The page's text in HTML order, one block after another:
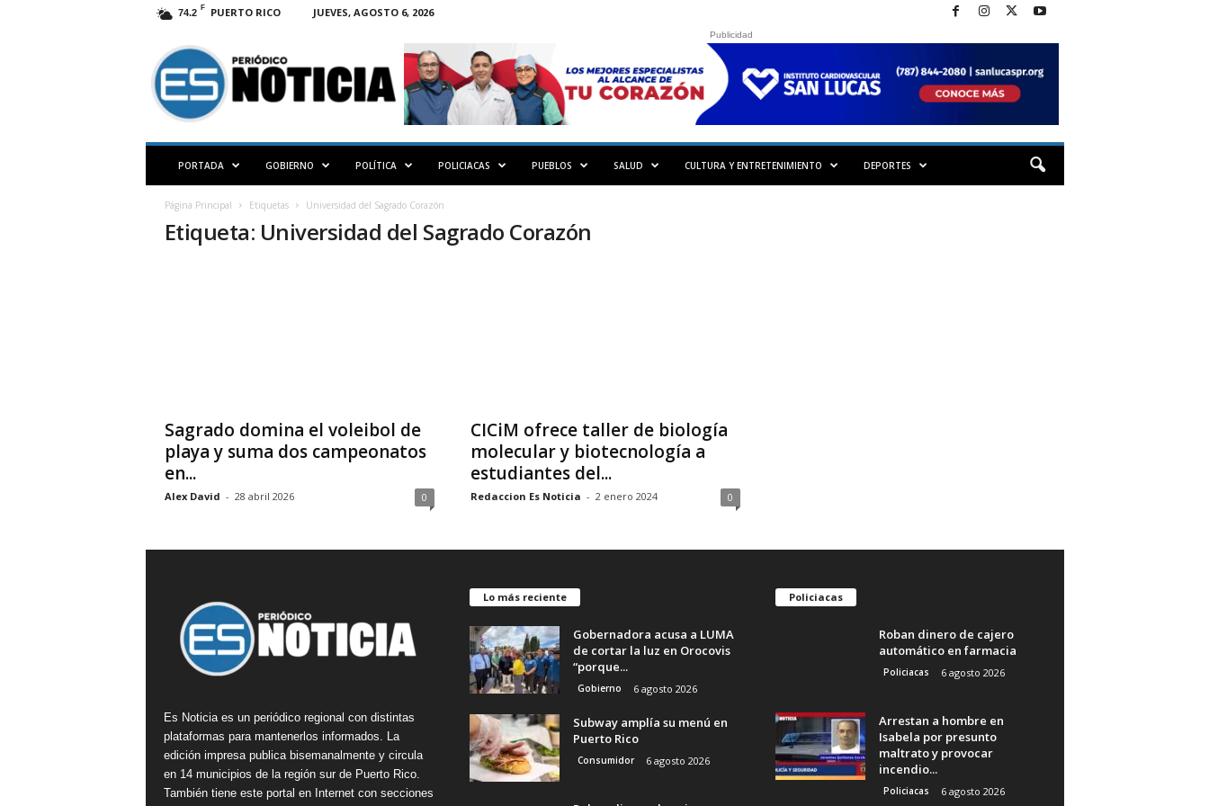
74.2 F PUERTO RICO JUEVES, AGOSTO 6, 2026
S
N
O
Publicidad
PORTADA GOBIERNO POLÍTICA POLICIACAS PUEBLOS SALUD CULTURA Y ENTRETENIMIENTO DEPORTES
Página Principal Etiquetas Universidad del Sagrado Corazón
Etiqueta: Universidad del Sagrado Corazón
Sagrado domina el voleibol de
playa y suma dos campeonatos
en...
Alex David - 28 abril 2026 0
CICiM ofrece taller de biología
molecular y biotecnología a
estudiantes del...
Redaccion Es Noticia - 2 enero 2024 0
Es Noticia es un periódico regional con distintas
plataformas para mantenerlos informados. La
edición impresa publica bisemanalmente y circula
en 14 municipios de la región sur de Puerto Rico.
También tiene este portal en Internet con secciones
Lo más reciente
Gobernadora acusa a LUMA
de cortar la luz en Orocovis
“porque...
Gobierno 6 agosto 2026
Subway amplía su menú en
Puerto Rico
Consumidor 6 agosto 2026
Policiacas
Roban dinero de cajero
automático en farmacia
Policiacas 6 agosto 2026
Arrestan a hombre en
Isabela por presunto
maltrato y provocar
incendio...
Policiacas 6 agosto 2026